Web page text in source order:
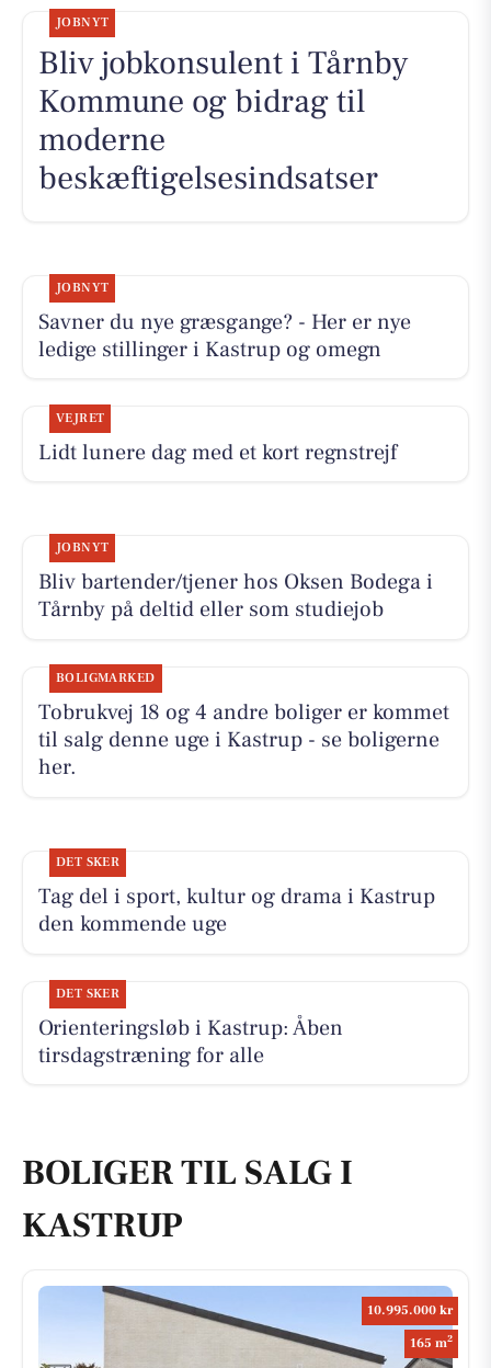
JOBNYT
Bliv jobkonsulent i Tårnby
Kommune og bidrag til
moderne
beskæftigelsesindsatser
JOBNYT
Savner du nye græsgange? - Her er nye
ledige stillinger i Kastrup og omegn
VEJRET
Lidt lunere dag med et kort regnstrejf
JOBNYT
Bliv bartender/tjener hos Oksen Bodega i
Tårnby på deltid eller som studiejob
BOLIGMARKED
Tobrukvej 18 og 4 andre boliger er kommet
til salg denne uge i Kastrup - se boligerne
her.
DET SKER
Tag del i sport, kultur og drama i Kastrup
den kommende uge
DET SKER
Orienteringsløb i Kastrup: Åben
tirsdagstræning for alle
BOLIGER TIL SALG I
KASTRUP
10.995.000 kr
165 m2